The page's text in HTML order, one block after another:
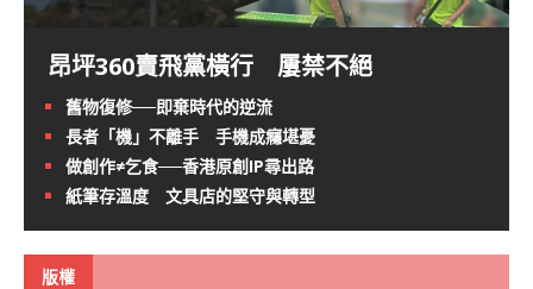
昂坪360賣飛黨橫行 屢禁不絕
舊物復修──即棄時代的逆流
長者「機」不離手 手機成癮堪憂
做創作≠乞食──香港原創IP尋出路
紙筆存溫度 文具店的堅守與轉型
版權